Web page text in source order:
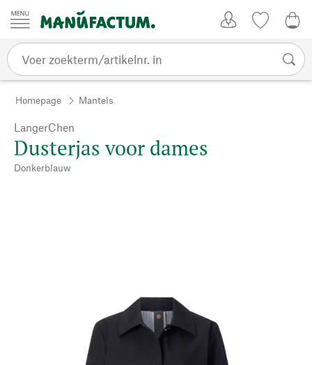
Passer au contenu
Homepage Mantels
LangerChen
Dusterjas voor dames
Donkerblauw